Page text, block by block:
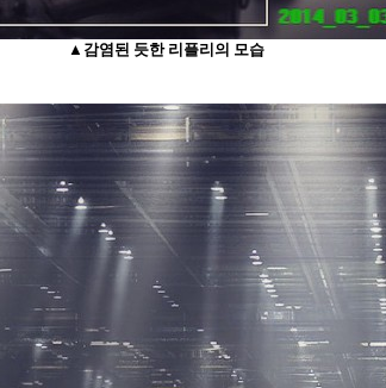
▲감염된 듯한 리플리의 모습